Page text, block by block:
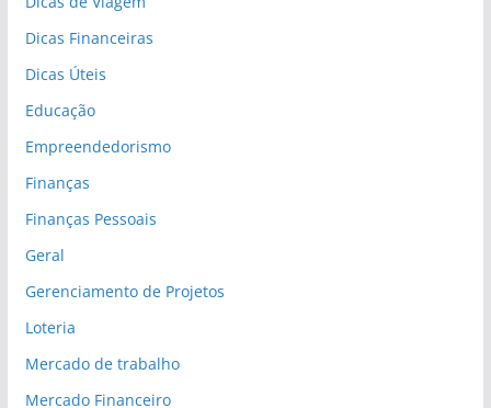
Dicas Financeiras
Dicas Úteis
Educação
Empreendedorismo
Finanças
Finanças Pessoais
Geral
Gerenciamento de Projetos
Loteria
Mercado de trabalho
Mercado Financeiro